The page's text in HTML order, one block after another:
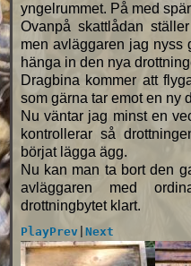
yngelrummet. På med
Ovanpå skattlådan
men avläggaren jag nyss
hänga in den nya
Dragbina kommer att
som gärna tar emot en ny
Nu väntar jag minst en
kontrollerar så
börjat lägga ägg.
Nu kan man ta bort den
avläggaren med
drottningbytet klart.
PlayPrev| Next